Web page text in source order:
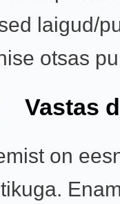
laigud/
otsas
Vastas
on